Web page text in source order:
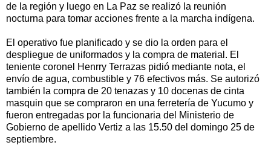
de la región y luego en La Paz se realizó la reunión
nocturna para tomar acciones frente a la marcha indígena.
El operativo fue planificado y se dio la orden para el
despliegue de uniformados y la compra de material. El
teniente coronel Henrry Terrazas pidió mediante nota, el
envío de agua, combustible y 76 efectivos más. Se autorizó
también la compra de 20 tenazas y 10 docenas de cinta
masquin que se compraron en una ferretería de Yucumo y
fueron entregadas por la funcionaria del Ministerio de
Gobierno de apellido Vertiz a las 15.50 del domingo 25 de
septiembre.